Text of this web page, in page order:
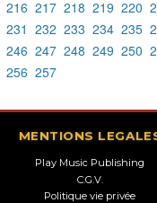
216 217 218 219 220
231 232 233 234 235
246 247 248 249 250
256 257
MENTIONS
Play Music Publishing
C.G.V.
Politique vie privée